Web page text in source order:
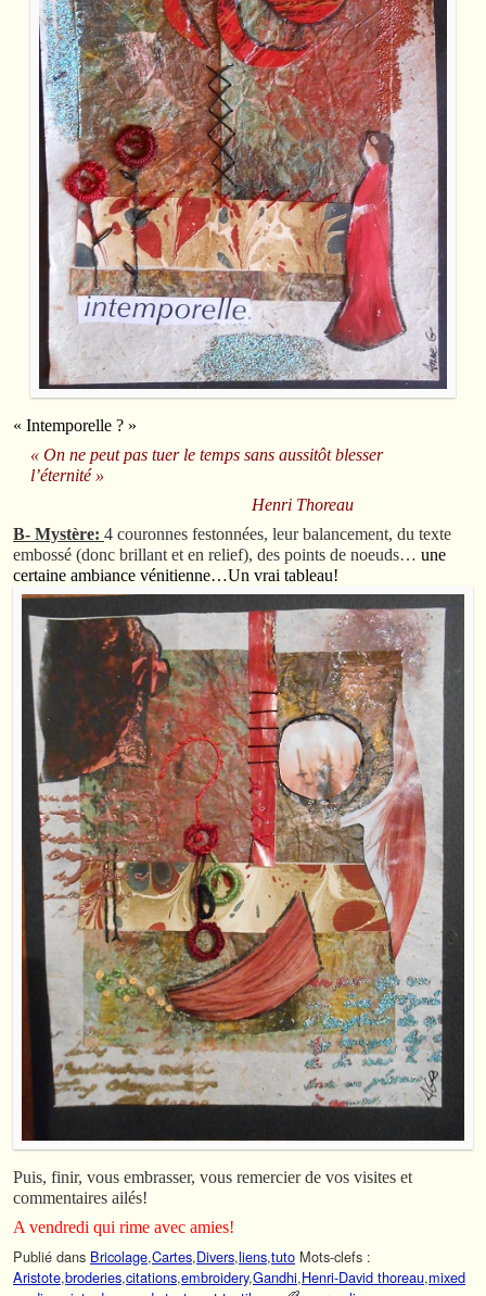
« Intemporelle ? »
« On ne peut pas tuer le temps sans aussitôt blesser
l’éternité »
Henri Thoreau
B- Mystère: 4 couronnes festonnées, leur balancement, du texte
embossé (donc brillant et en relief), des points de noeuds… une
certaine ambiance vénitienne…Un vrai tableau!
Puis, finir, vous embrasser, vous remercier de vos visites et
commentaires ailés!
A vendredi qui rime avec amies!
Publié dans Bricolage,Cartes,Divers,liens,tuto Mots-clefs :
Aristote,broderies,citations,embroidery,Gandhi,Henri-David thoreau,mixed